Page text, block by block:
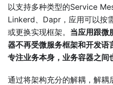
以支持多种类型的Service
Linkerd、Dapr，应用可以按
或更换实现框架。 当应用跟微
器不再受微服务框架和开发
专注业务本身，业务容器之间
通过将架构充分的解耦，解耦